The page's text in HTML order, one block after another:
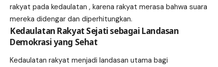
rakyat pada kedaulatan , karena rakyat merasa bahwa suara
mereka didengar dan diperhitungkan.
Kedaulatan Rakyat Sejati sebagai Landasan
Demokrasi yang Sehat
Kedaulatan rakyat menjadi landasan utama bagi